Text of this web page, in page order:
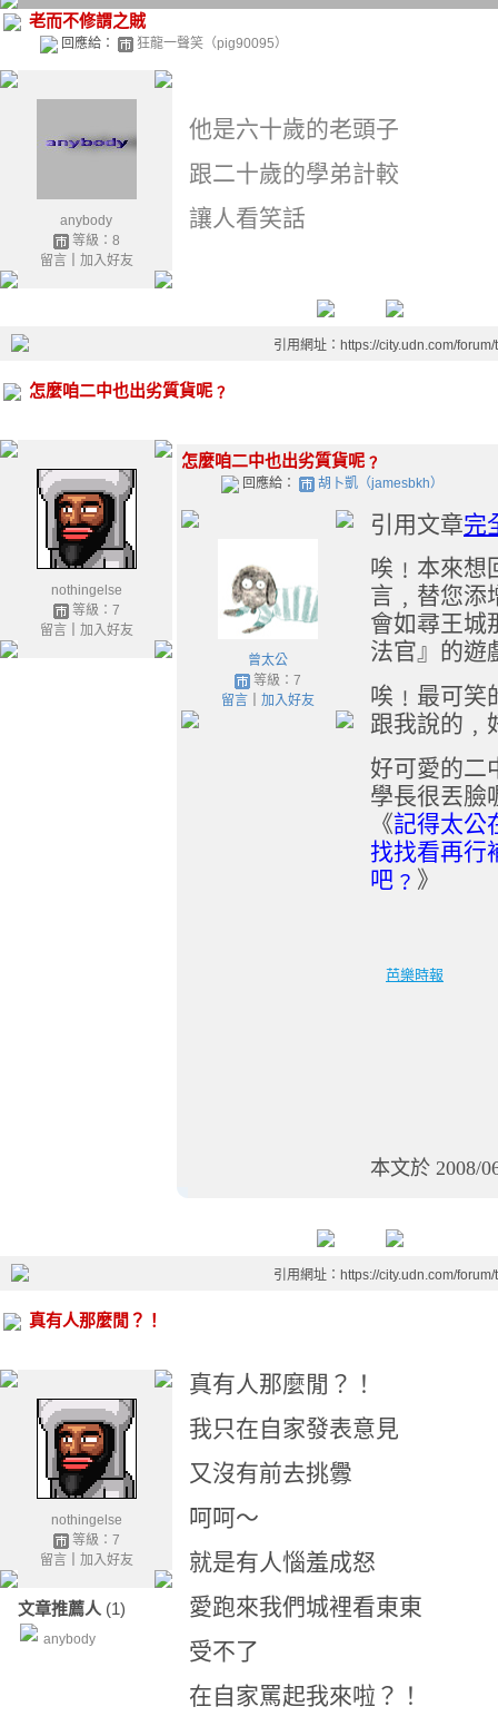
老而不修謂之賊
回應給： 狂龍一聲笑（pig90095）
anybody
等級：8
留言｜ 加入好友
他是六十歲的老頭子
跟二十歲的學弟計較
讓人看笑話
引用網址：https://city.udn.com/
怎麼咱二中也出劣質貨呢﹖
nothingelse
等級：7
留言｜ 加入好友
怎麼咱二中也出劣質貨呢﹖
回應給： 胡卜凱（jamesbkh）
曾太公
等級：7
留言｜ 加入好友
引用文章
唉﹗本來想
言﹐替您添
會如尋王城
法官』的遊
唉﹗最可笑
跟我說的﹐
好可愛的二
學長很丟臉
《記得太公
找找看再行
吧﹖ 》
芭樂時報
本文於 2008/
引用網址：https://city.udn.com/
真有人那麼閒？！
nothingelse
等級：7
留言｜ 加入好友
文章推薦人 (1)
anybody
真有人那麼閒？！
我只在自家發表意見
又沒有前去挑釁
呵呵～
就是有人惱羞成怒
愛跑來我們城裡看東東
受不了
在自家罵起我來啦？！